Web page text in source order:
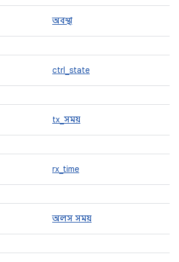
অবস্থা
ctrl_state
tx_সময়
rx_time
অলস সময়